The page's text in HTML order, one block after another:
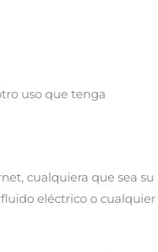
uso que tenga
cualquiera que sea su
eléctrico o cualquier